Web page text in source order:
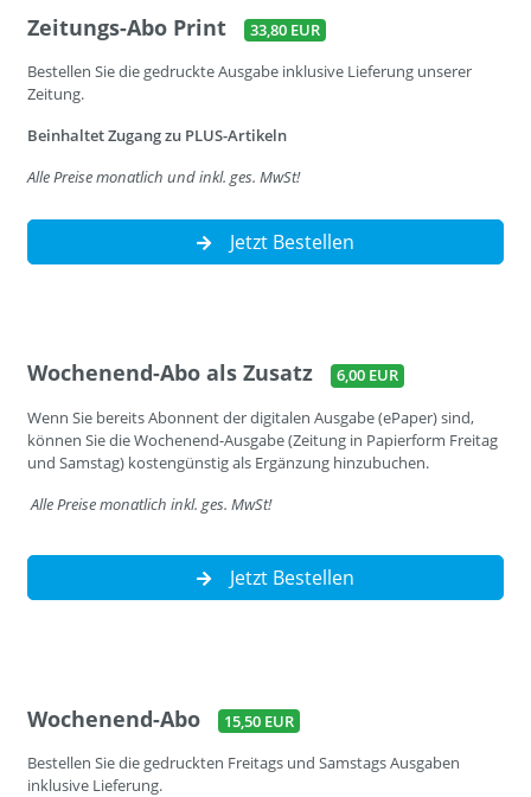
Zeitungs-Abo Print
33,80 EUR
Bestellen Sie die gedruckte Ausgabe inklusive Lieferung unserer
Zeitung.
Beinhaltet Zugang zu PLUS-Artikeln
Alle Preise monatlich und inkl. ges. MwSt!
Jetzt Bestellen
Wochenend-Abo
15,50 EUR
Bestellen Sie die gedruckten Freitags und Samstags Ausgaben
inklusive Lieferung.
Wochenend-Abo als Zusatz
6,00 EUR
Wenn Sie bereits Abonnent der digitalen Ausgabe (ePaper) sind,
können Sie die Wochenend-Ausgabe (Zeitung in Papierform Freitag
und Samstag) kostengünstig als Ergänzung hinzubuchen.
Alle Preise monatlich inkl. ges. MwSt!
Jetzt Bestellen